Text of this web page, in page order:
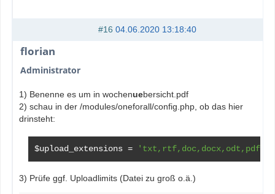
#16 04.06.2020 13:18:40
florian
Administrator
1) Benenne es um in wochenuebersicht.pdf
2) schau in der /modules/oneforall/config.php, ob das hier
drinsteht:
$upload_extensions = 'txt,rtf,doc,docx,odt,pdf'
3) Prüfe ggf. Uploadlimits (Datei zu groß o.ä.)